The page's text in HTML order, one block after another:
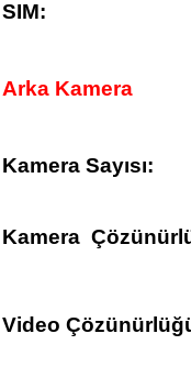
SIM:
Arka Kamera
Kamera Sayısı:
Kamera
Video